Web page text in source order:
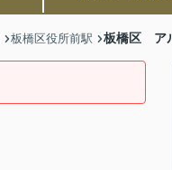
板橋区役所前駅 板橋区 ア